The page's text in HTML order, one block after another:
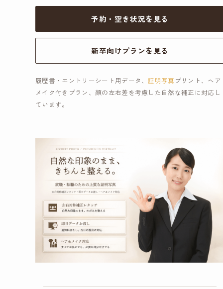
予約・空き状況を見る
新卒向けプランを見る
履歴書・エントリーシート用データ、証明写真 プリント、ヘア
メイク付きプラン、顔の左右差を考慮した自然な補正に対応し
ています。